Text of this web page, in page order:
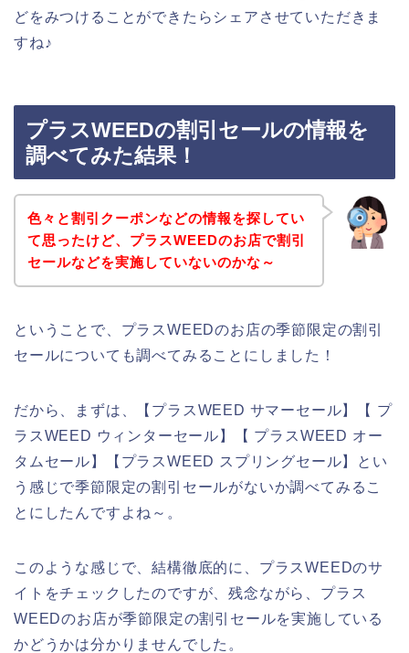
どをみつけることができたらシェアさせていただきま
すね♪
プラスWEEDの割引セールの情報を
調べてみた結果！
色々と割引クーポンなどの情報を探してい
て思ったけど、プラスWEEDのお店で割引
セールなどを実施していないのかな～
ということで、プラスWEEDのお店の季節限定の割引
セールについても調べてみることにしました！
だから、まずは、【プラスWEED サマーセール】【 プ
ラスWEED ウィンターセール】【 プラスWEED オー
タムセール】【プラスWEED スプリングセール】とい
う感じで季節限定の割引セールがないか調べてみるこ
とにしたんですよね～。
このような感じで、結構徹底的に、プラスWEEDのサ
イトをチェックしたのですが、残念ながら、プラス
WEEDのお店が季節限定の割引セールを実施している
かどうかは分かりませんでした。